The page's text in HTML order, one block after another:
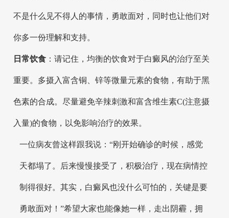
不是什么见不得人的事情，勇敢面对，同时也让他们对
你多一份理解和支持。
日常饮食：请记住，均衡的饮食对于白癜风的治疗至关
重要。多摄入富含铜、锌等微量元素的食物，有助于黑
色素的合成。尽量避免辛辣刺激和富含维生素C(注意摄
入量)的食物，以免影响治疗的效果。
一位病友曾这样跟我说：“刚开始确诊的时候，感觉
天都塌了。后来慢慢接受了，积极治疗，现在病情控
制得很好。其实，白癜风也没什么可怕的，关键是要
勇敢面对！”希望大家也能像她一样，走出阴霾，拥